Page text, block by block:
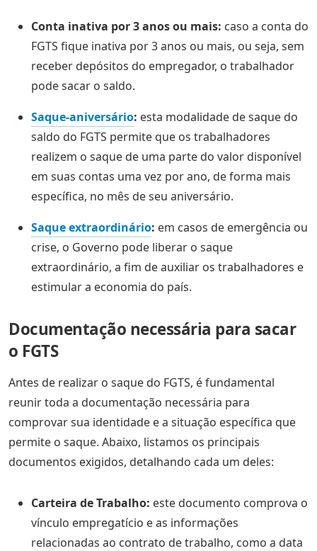
Conta inativa por 3 anos ou mais: caso a conta do
FGTS fique inativa por 3 anos ou mais, ou seja, sem
receber depósitos do empregador, o trabalhador
pode sacar o saldo.
Saque-aniversário: esta modalidade de saque do
saldo do FGTS permite que os trabalhadores
realizem o saque de uma parte do valor disponível
em suas contas uma vez por ano, de forma mais
específica, no mês de seu aniversário.
Saque extraordinário: em casos de emergência ou
crise, o Governo pode liberar o saque
extraordinário, a fim de auxiliar os trabalhadores e
estimular a economia do país.
Documentação necessária para sacar
o FGTS
Antes de realizar o saque do FGTS, é fundamental
reunir toda a documentação necessária para
comprovar sua identidade e a situação específica que
permite o saque. Abaixo, listamos os principais
documentos exigidos, detalhando cada um deles:
Carteira de Trabalho: este documento comprova o
vínculo empregatício e as informações
relacionadas ao contrato de trabalho, como a data